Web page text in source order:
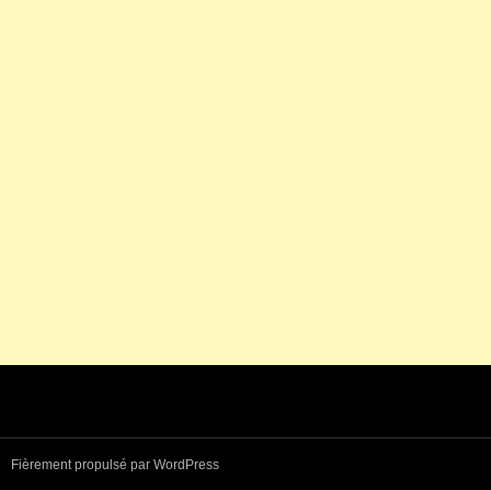
Fièrement propulsé par WordPress